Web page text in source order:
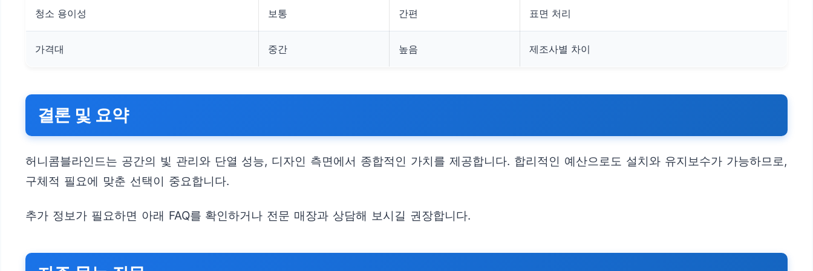
청소 용이성 보통 간편 표면 처리
가격대 중간 높음 제조사별 차이
결론 및 요약
허니콤블라인드는 공간의 빛 관리와 단열 성능, 디자인 측면에서 종합적인 가치를 제공합니다. 합리적인 예산으로도 설치와 유지보수가 가능하므로,
구체적 필요에 맞춘 선택이 중요합니다.
추가 정보가 필요하면 아래 FAQ를 확인하거나 전문 매장과 상담해 보시길 권장합니다.